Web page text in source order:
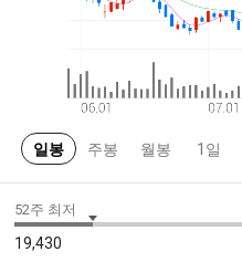
일봉 주봉 월봉 1일
52주 최저
19,430